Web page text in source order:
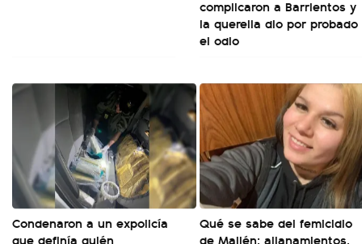
complicaron a Barrientos y
la querella dio por probado
el odio
Condenaron a un expolicía
que definía quién
Qué se sabe del femicidio
de Mailén: allanamientos,